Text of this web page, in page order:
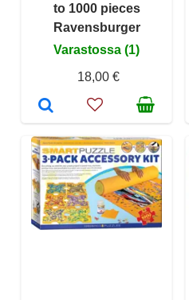
to 1000 pieces
Ravensburger
Varastossa (1)
18,00 €